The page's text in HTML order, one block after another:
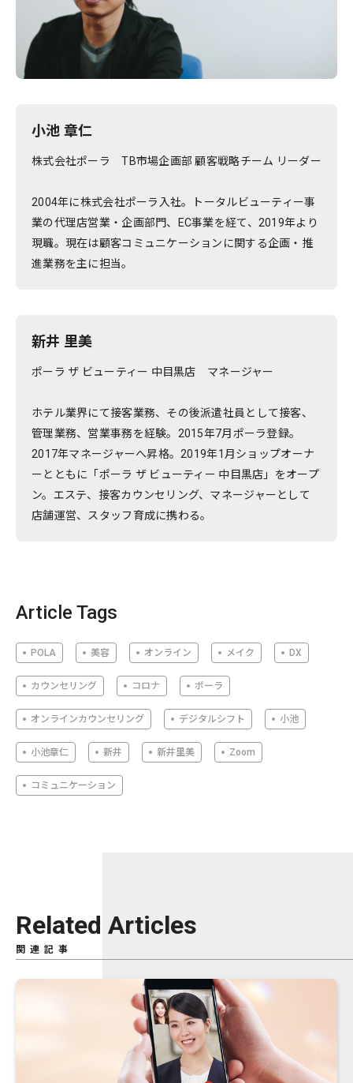
小池 章仁
株式会社ポーラ TB市場企画部 顧客戦略チーム リーダー
2004年に株式会社ポーラ入社。トータルビューティー事
業の代理店営業・企画部門、EC事業を経て、2019年より
現職。現在は顧客コミュニケーションに関する企画・推
進業務を主に担当。
新井 里美
ポーラ ザ ビューティー 中目黒店 マネージャー
ホテル業界にて接客業務、その後派遣社員として接客、
管理業務、営業事務を経験。2015年7月ポーラ登録。
2017年マネージャーへ昇格。2019年1月ショップオーナ
ーとともに「ポーラ ザ ビューティー 中目黒店」をオープ
ン。エステ、接客カウンセリング、マネージャーとして
店舗運営、スタッフ育成に携わる。
Article Tags
POLA 美容 オンライン メイク DX
カウンセリング コロナ ポーラ
オンラインカウンセリング デジタルシフト 小池
小池章仁 新井 新井里美 Zoom
コミュニケーション
Related Articles
関連記事